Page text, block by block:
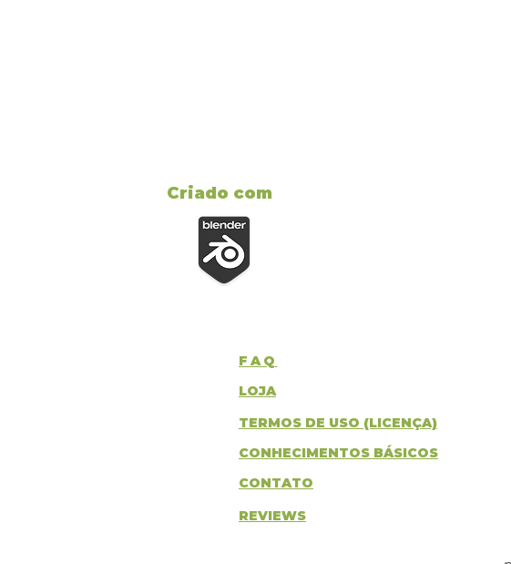
Criado com
FAQ
LOJA
TERMOS DE USO (LICENÇA)
CONHECIMENTOS BÁSICOS
CONTATO
REVIEWS